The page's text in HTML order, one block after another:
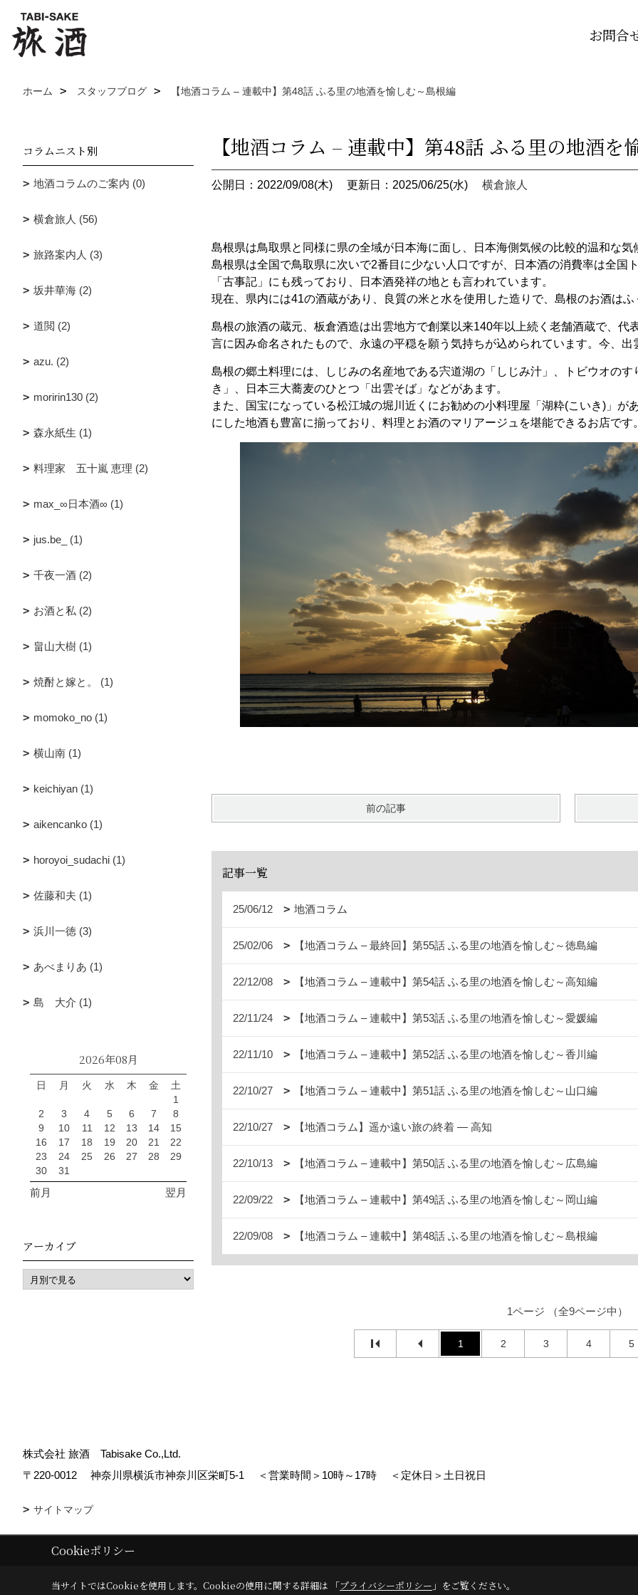
お問合
ホーム スタッフブログ 【地酒コラム – 連載中】第48話 ふる里の地酒を愉しむ～島根編
【地酒コラム – 連載中】第48話 ふる里の地酒を
公開日：2022/09/08(木) 更新日：2025/06/25(水) 横倉旅人
島根県は鳥取県と同様に県の全域が日本海に面し、日本海側気候の比較的温和な気
島根県は全国で鳥取県に次いで2番目に少ない人口ですが、日本酒の消費率は全国
「古事記」にも残っており、日本酒発祥の地とも言われています。
現在、県内には41の酒蔵があり、良質の米と水を使用した造りで、島根のお酒は
島根の旅酒の蔵元、板倉酒造は出雲地方で創業以来140年以上続く老舗酒蔵で、
言に因み命名されたもので、永遠の平穏を願う気持ちが込められています。今、
島根の郷土料理には、しじみの名産地である宍道湖の「しじみ汁」、トビウオの
き」、日本三大蕎麦のひとつ「出雲そば」などがあます。
また、国宝になっている松江城の堀川近くにお勧めの小料理屋「湖粋(こいき)」
にした地酒も豊富に揃っており、料理とお酒のマリアージュを堪能できるお店です
前の記事
記事一覧
25/06/12 地酒コラム
25/02/06 【地酒コラム – 最終回】第55話 ふる里の地酒を愉しむ～徳島編
22/12/08 【地酒コラム – 連載中】第54話 ふる里の地酒を愉しむ～高知編
22/11/24 【地酒コラム – 連載中】第53話 ふる里の地酒を愉しむ～愛媛編
22/11/10 【地酒コラム – 連載中】第52話 ふる里の地酒を愉しむ～香川編
22/10/27 【地酒コラム – 連載中】第51話 ふる里の地酒を愉しむ～山口編
22/10/27 【地酒コラム】遥か遠い旅の終着 ― 高知
22/10/13 【地酒コラム – 連載中】第50話 ふる里の地酒を愉しむ～広島編
22/09/22 【地酒コラム – 連載中】第49話 ふる里の地酒を愉しむ～岡山編
22/09/08 【地酒コラム – 連載中】第48話 ふる里の地酒を愉しむ～島根編
1ページ （全9ページ中）
1 2 3 4 5
コラムニスト別
地酒コラムのご案内 (0)
横倉旅人 (56)
旅路案内人 (3)
坂井華海 (2)
道閲 (2)
azu. (2)
moririn130 (2)
森永紙生 (1)
料理家 五十嵐 恵理 (2)
max_∞日本酒∞ (1)
jus.be_ (1)
千夜一酒 (2)
お酒と私 (2)
畠山大樹 (1)
焼酎と嫁と。 (1)
momoko_no (1)
横山南 (1)
keichiyan (1)
aikencanko (1)
horoyoi_sudachi (1)
佐藤和夫 (1)
浜川一徳 (3)
あべまりあ (1)
島 大介 (1)
2026年08月
日 月 火 水 木 金
土
1
2
3 4 5 6 7
8
9
10 11 12 13 14
15
16
17 18 19 20 21
22
23
24 25 26 27 28
29
30
31
前月 翌月
アーカイブ
株式会社 旅酒 Tabisake Co.,Ltd.
〒220-0012
神奈川県横浜市神奈川区栄町5-1 ＜営業時間＞10時～17時 ＜定休日＞土日祝日
サイトマップ
Copyright (c) tabisake. All Rights Reserved.
Cookieポリシー
当サイトではCookieを使用します。 Cookieの使用に関する詳細は 「プライバシーポリシー 」をご覧ください。